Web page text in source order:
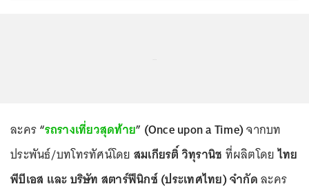
ละคร“รถรางเที่ยวสุดท้าย” (Once upon a Time)จากบท
ประพันธ์/บทโทรทัศน์โดย สมเกียรติ์ วิทุรานิช ที่ผลิตโดยไทย
พีบีเอส และ บริษัท สตาร์ฟีนิกซ์ (ประเทศไทย) จำกัดละคร